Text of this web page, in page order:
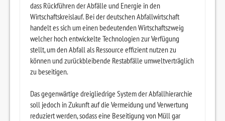
dass Rückführen der Abfälle und Energie in den
Wirtschaftskreislauf. Bei der deutschen Abfallwirtschaft
handelt es sich um einen bedeutenden Wirtschaftszweig
welcher hoch entwickelte Technologien zur Verfügung
stellt, um den Abfall als Ressource effizient nutzen zu
können und zurückbleibende Restabfälle umweltverträglich
zu beseitigen.
Das gegenwärtige dreigliedrige System der Abfallhierarchie
soll jedoch in Zukunft auf die Vermeidung und Verwertung
reduziert werden, sodass eine Beseitigung von Müll gar